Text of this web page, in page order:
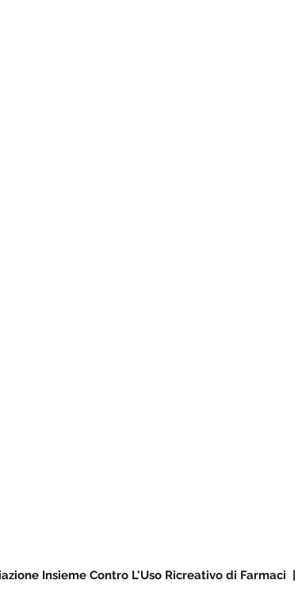
Insieme Contro L'Uso Ricreativo di Farmaci |